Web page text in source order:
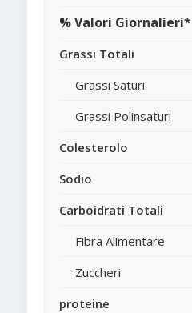
% Valori Giornalieri*
Grassi Totali
Grassi Saturi
Grassi Polinsaturi
Colesterolo
Sodio
Carboidrati Totali
Fibra Alimentare
Zuccheri
proteine